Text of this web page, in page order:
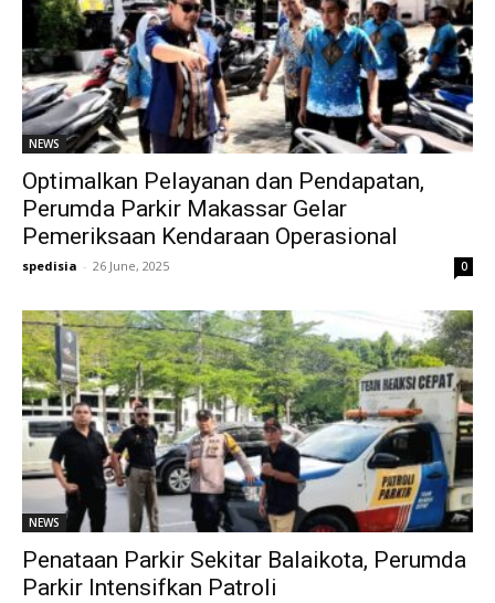
NEWS
Optimalkan Pelayanan dan Pendapatan,
Perumda Parkir Makassar Gelar
Pemeriksaan Kendaraan Operasional
spedisia - 26 June, 2025 0
NEWS
Penataan Parkir Sekitar Balaikota, Perumda
Parkir Intensifkan Patroli